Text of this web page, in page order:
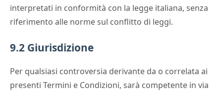
interpretati in conformità con la legge italiana, senza
riferimento alle norme sul conflitto di leggi.
9.2 Giurisdizione
Per qualsiasi controversia derivante da o correlata ai
presenti Termini e Condizioni, sarà competente in via